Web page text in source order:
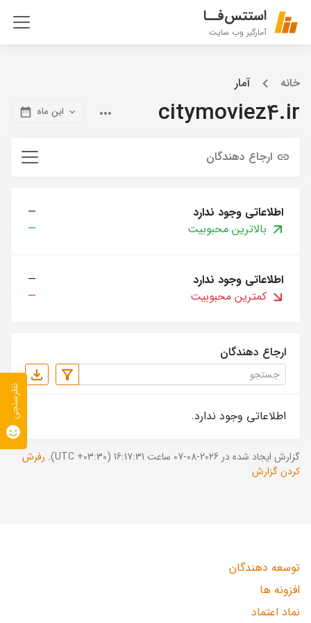
استتس‌فــا
آمارگیر وب سایت
خانه آمار
citymoviez4.ir این ماه
ارجاع دهندگان
اطلاعاتی وجود ندارد
—
بالاترین محبوبیت
—
اطلاعاتی وجود ندارد
—
کمترین محبوبیت
—
ارجاع دهندگان
اطلاعاتی وجود ندارد.
گزارش ایجاد شده در 2026-08-07 ساعت 16:17:31 (UTC +03:30).
رفرش
کردن گزارش
توسعه دهندگان
افزونه ها
نماد اعتماد
نظرسنجی